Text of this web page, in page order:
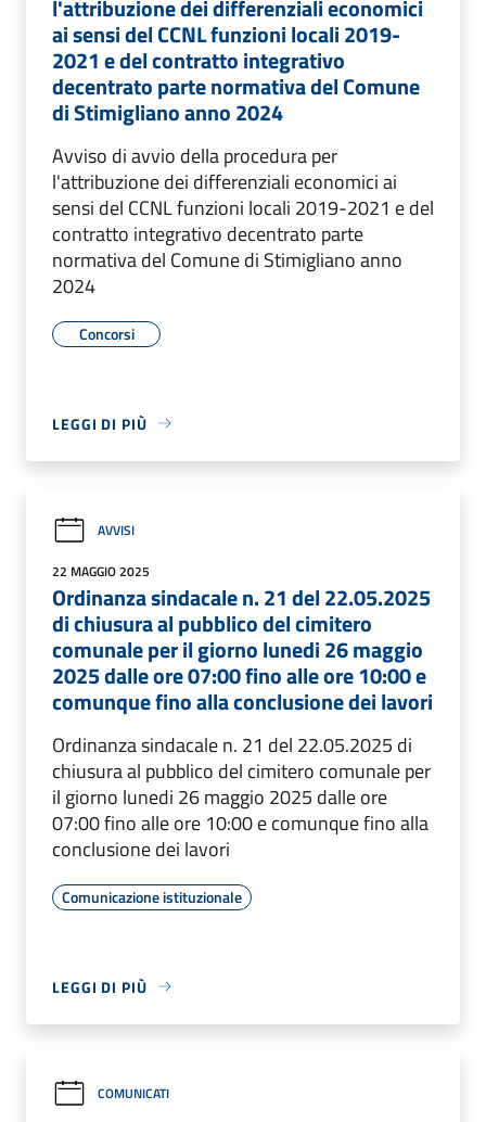
l'attribuzione dei differenziali economici
ai sensi del CCNL funzioni locali 2019-
2021 e del contratto integrativo
decentrato parte normativa del Comune
di Stimigliano anno 2024
Avviso di avvio della procedura per
l'attribuzione dei differenziali economici ai
sensi del CCNL funzioni locali 2019-2021 e del
contratto integrativo decentrato parte
normativa del Comune di Stimigliano anno
2024
Concorsi
LEGGI DI PIÙ
AVVISI
22 MAGGIO 2025
Ordinanza sindacale n. 21 del 22.05.2025
di chiusura al pubblico del cimitero
comunale per il giorno lunedi 26 maggio
2025 dalle ore 07:00 fino alle ore 10:00 e
comunque fino alla conclusione dei lavori
Ordinanza sindacale n. 21 del 22.05.2025 di
chiusura al pubblico del cimitero comunale per
il giorno lunedi 26 maggio 2025 dalle ore
07:00 fino alle ore 10:00 e comunque fino alla
conclusione dei lavori
Comunicazione istituzionale
LEGGI DI PIÙ
COMUNICATI